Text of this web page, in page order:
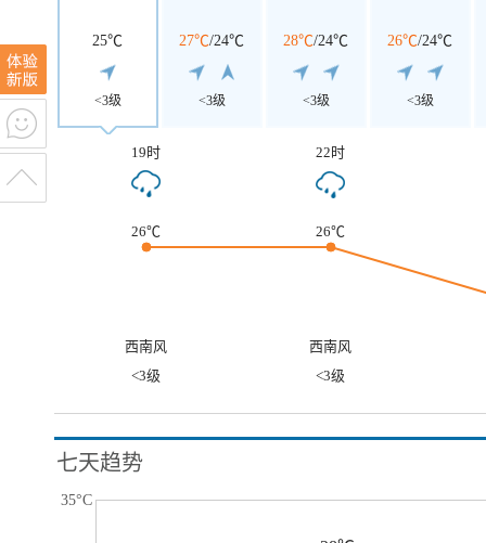
25℃
<3级
27℃/24℃
<3级
28℃/24℃
<3级
26℃/24℃
<3级
19时 22时
26℃ 26℃
西南风
西南风
<3级
<3级
七天趋势
35°C